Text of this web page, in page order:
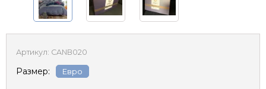
Артикул: CANB020
Размер: Евро